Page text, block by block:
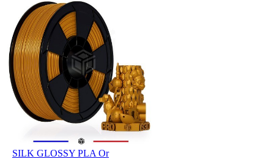
SILK GLOSSY PLA Or